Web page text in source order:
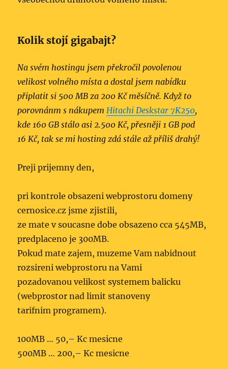
Kolik stojí gigabajt?
Na svém hostingu jsem překročil povolenou
velikost volného místa a dostal jsem nabídku
připlatit si 500 MB za 200 Kč měsíčně. Když to
porovnánm s nákupemHitachi Deskstar 7K250,
kde 160 GB stálo asi 2.500 Kč, přesněji 1 GB pod
16 Kč, tak se mi hosting zdá stále až příliš drahý!
Preji prijemny den,
pri kontrole obsazeni webprostoru domeny
cernosice.cz jsme zjistili,
ze mate v soucasne dobe obsazeno cca 545MB,
predplaceno je 300MB.
Pokud mate zajem, muzeme Vam nabidnout
rozsireni webprostoru na Vami
pozadovanou velikost systemem balicku
(webprostor nad limit stanoveny
tarifnim programem).
100MB … 50,– Kc mesicne
500MB … 200,– Kc mesicne